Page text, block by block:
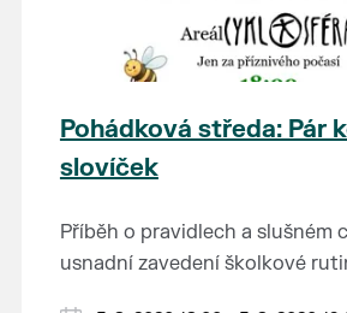
Pohádková středa: Pár
slovíček
Příběh o pravidlech a slušném
usnadní zavedení školkové